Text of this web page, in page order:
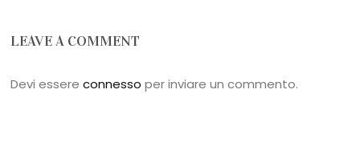
LEAVE A COMMENT
Devi essereconnesso per inviare un commento.